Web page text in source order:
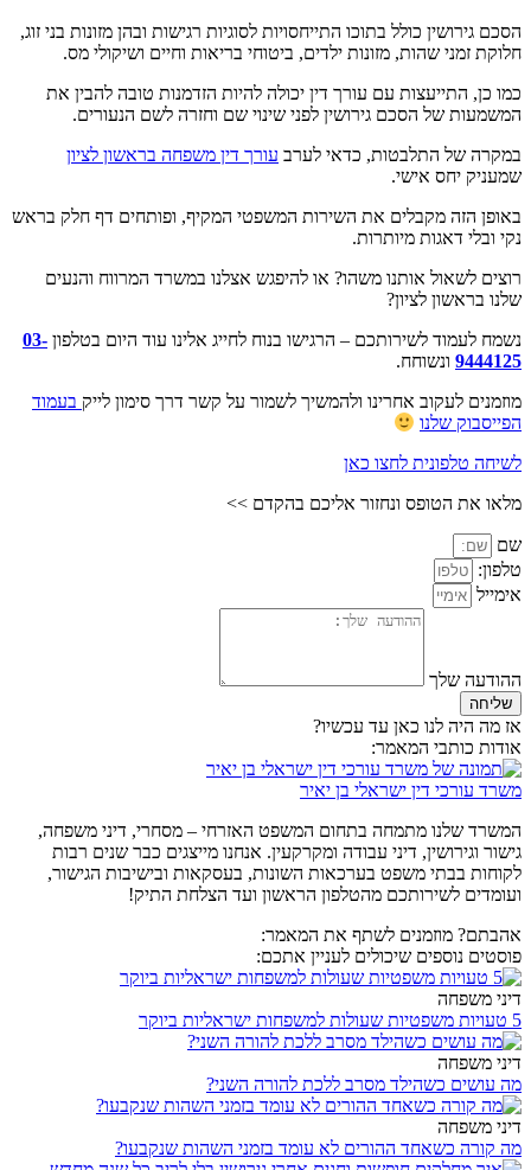
הסכם גירושין כולל בתוכו התייחסויות לסוגיות רגישות ובהן מזונות בני זוג,
חלוקת זמני שהות, מזונות ילדים, ביטוחי בריאות וחיים ושיקולי מס.
כמו כן, התייעצות עם עורך דין יכולה להיות הזדמנות טובה להבין את
המשמעות של הסכם גירושין לפני שינוי שם וחזרה לשם הנעורים.
במקרה של התלבטות, כדאי לערב עורך דין משפחה בראשון לציון
שמעניק יחס אישי.
באופן הזה מקבלים את השירות המשפטי המקיף, ופותחים דף חלק בראש
נקי ובלי דאגות מיותרות.
רוצים לשאול אותנו משהו? או להיפגש אצלנו במשרד המרווח והנעים
שלנו בראשון לציון?
נשמח לעמוד לשירותכם – הרגישו בנוח לחייג אלינו עוד היום בטלפון 03-
9444125 ונשוחח.
מוזמנים לעקוב אחרינו ולהמשיך לשמור על קשר דרך סימון לייק בעמוד
הפייסבוק שלנו
לשיחה טלפונית לחצו כאן
מלאו את הטופס ונחזור אליכם בהקדם >>
שם
טלפון:
אימייל
ההודעה שלך
שליחה
אז מה היה לנו כאן עד עכשיו?
אודות כותבי המאמר:
משרד עורכי דין ישראלי בן יאיר
המשרד שלנו מתמחה בתחום המשפט האזרחי – מסחרי, דיני משפחה,
גישור וגירושין, דיני עבודה ומקרקעין. אנחנו מייצגים כבר שנים רבות
לקוחות בבתי משפט בערכאות השונות, בעסקאות ובישיבות הגישור,
ועומדים לשירותכם מהטלפון הראשון ועד הצלחת התיק!
אהבתם? מוזמנים לשתף את המאמר:
פוסטים נוספים שיכולים לעניין אתכם:
דיני משפחה
5 טעויות משפטיות שעולות למשפחות ישראליות ביוקר
דיני משפחה
מה עושים כשהילד מסרב ללכת להורה השני?
דיני משפחה
מה קורה כשאחד ההורים לא עומד בזמני השהות שנקבעו?